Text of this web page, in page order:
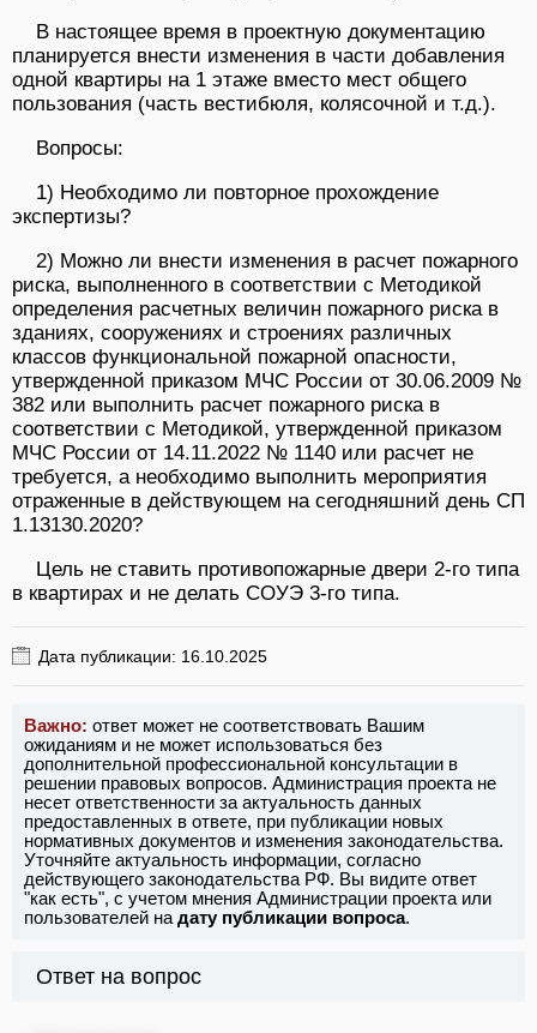
В настоящее время в проектную документацию
планируется внести изменения в части добавления
одной квартиры на 1 этаже вместо мест общего
пользования (часть вестибюля, колясочной и т.д.).
Вопросы:
1) Необходимо ли повторное прохождение
экспертизы?
2) Можно ли внести изменения в расчет пожарного
риска, выполненного в соответствии с Методикой
определения расчетных величин пожарного риска в
зданиях, сооружениях и строениях различных
классов функциональной пожарной опасности,
утвержденной приказом МЧС России от 30.06.2009 №
382 или выполнить расчет пожарного риска в
соответствии с Методикой, утвержденной приказом
МЧС России от 14.11.2022 № 1140 или расчет не
требуется, а необходимо выполнить мероприятия
отраженные в действующем на сегодняшний день СП
1.13130.2020?
Цель не ставить противопожарные двери 2-го типа
в квартирах и не делать СОУЭ 3-го типа.
Дата публикации: 16.10.2025
Важно: ответ может не соответствовать Вашим
ожиданиям и не может использоваться без
дополнительной профессиональной консультации в
решении правовых вопросов. Администрация проекта не
несет ответственности за актуальность данных
предоставленных в ответе, при публикации новых
нормативных документов и изменения законодательства.
Уточняйте актуальность информации, согласно
действующего законодательства РФ. Вы видите ответ
"как есть", с учетом мнения Администрации проекта или
пользователей на дату публикации вопроса.
Ответ на вопрос